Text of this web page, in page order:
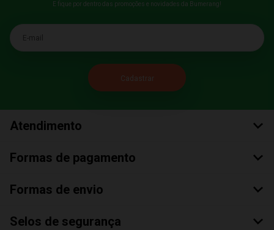
E fique por dentro das promoções e novidades da Bumerang!
E-mail
Atendimento
Formas de pagamento
Formas de envio
Selos de segurança